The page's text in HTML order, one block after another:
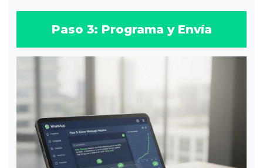
Paso 3: Programa y Envía